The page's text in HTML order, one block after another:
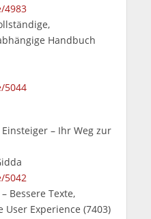
4983
Handbuch
5044
– Ihr Weg zur
5042
Bessere Texte,
User Experience (7403)